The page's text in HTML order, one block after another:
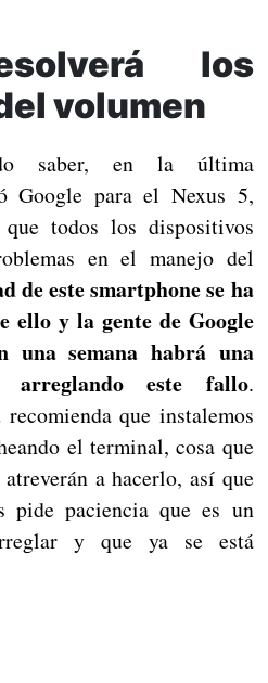
los
volumen
saber, en la última
Google para el Nexus 5,
todos los dispositivos
en el manejo del
de este smartphone se ha
ello y la gente de Google
una semana habrá una
arreglando este fallo.
que instalemos
el terminal, cosa que
a hacerlo, así que
pide paciencia que es un
y que ya se está